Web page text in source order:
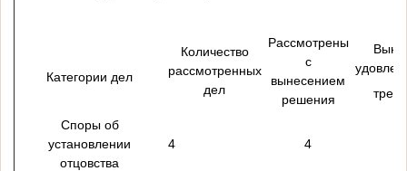
Категории дел
Количество
рассмотренных
дел
Рассмотрены
с
вынесением
решения
Споры об
установлении
отцовства
4 4